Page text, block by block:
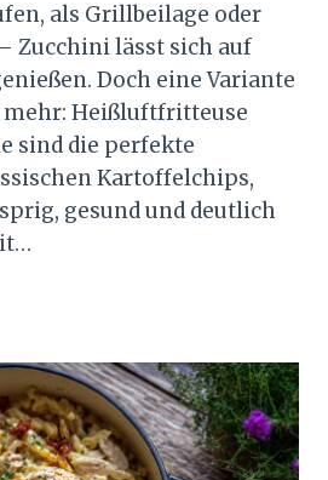
als Grillbeilage oder
Zucchini lässt sich auf
Doch eine Variante
Heißluftfritteuse
sind die perfekte
Kartoffelchips,
gesund und deutlich